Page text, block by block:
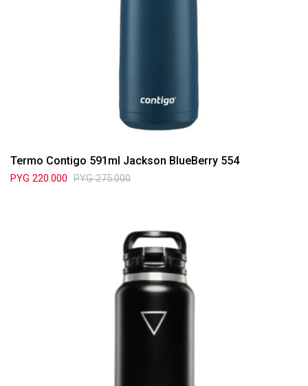
Termo Contigo 591ml Jackson BlueBerry 554
PYG 220.000 PYG 275.000